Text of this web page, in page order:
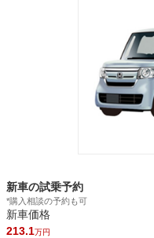
新車の試乗予約
*購入相談の予約も可
新車価格
213.1万円